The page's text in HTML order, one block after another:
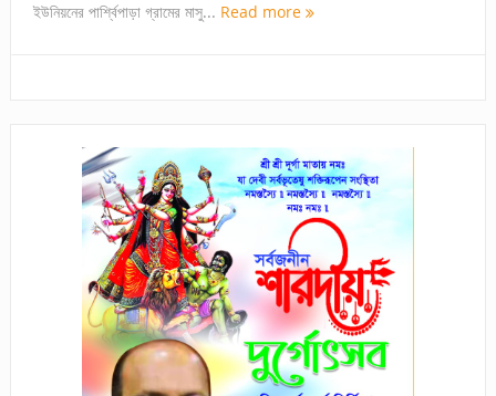
ইউনিয়নের পার্শ্বিপাড়া গ্রামের মাসু... Read more